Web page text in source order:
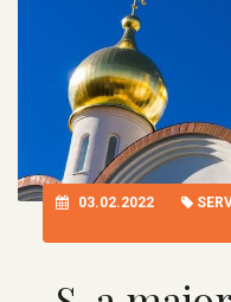
03.02.2022